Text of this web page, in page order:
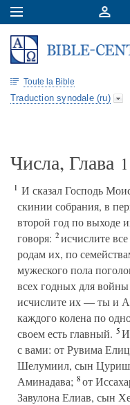
Toute la Bible
Traduction synodale (ru)
Числа, Глава 1
1 И сказал Господь
скинии собрания, в
второй год по выходе
говоря: 2исчислите
родам их, по
мужеского пола
всех годных для
исчислите их — ты и
каждого колена по
своем есть главный. 5И
с вами: от Рувима
Шелумиил, сын
Аминадава; 8от
Завулона Елиав, сын